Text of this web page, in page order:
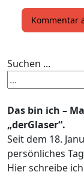
Suchen ...
Das bin ich –
„derGlaser“.
Seit dem 18.
persönliches
Hier schreibe